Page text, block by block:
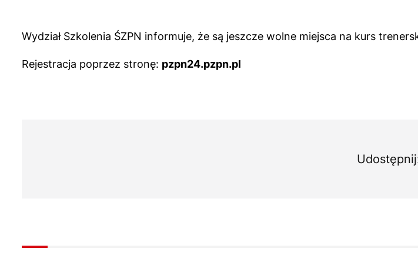
Wydział Szkolenia ŚZPN informuje, że są jeszcze wolne miejsca na kurs
Rejestracja poprzez stronę: pzpn24.pzpn.pl